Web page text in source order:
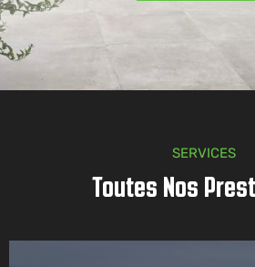
SERVICES
Toutes Nos